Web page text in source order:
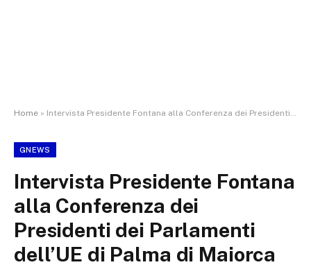
Home » Intervista Presidente Fontana alla Conferenza dei Presidenti dei Parlamenti dell’UE di Palma di Maiorca
GNEWS
Intervista Presidente Fontana
alla Conferenza dei
Presidenti dei Parlamenti
dell’UE di Palma di Maiorca